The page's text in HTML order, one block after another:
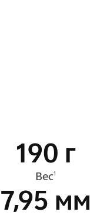
7,95 мм
190 г
Вес1